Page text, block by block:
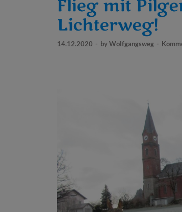
Flieg mit
Lichterweg!
14.12.2020 - byWolfgangsweg -